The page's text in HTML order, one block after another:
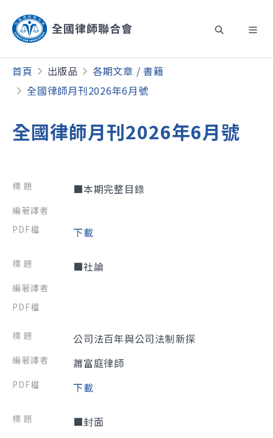
首頁 出版品
各期文章 / 書籍
全國律師月刊2026年6月號
全國律師月刊2026年6月號
■本期完整目錄
下載
■社論
公司法百年與公司法制新探
蕭富庭律師
下載
■封面